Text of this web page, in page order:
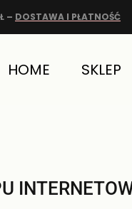
– DOSTAWA I PŁATNOŚĆ
HOME SKLEP